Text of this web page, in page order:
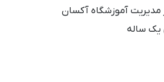
مدیریت آموزشگاه آکسان
یک ساله